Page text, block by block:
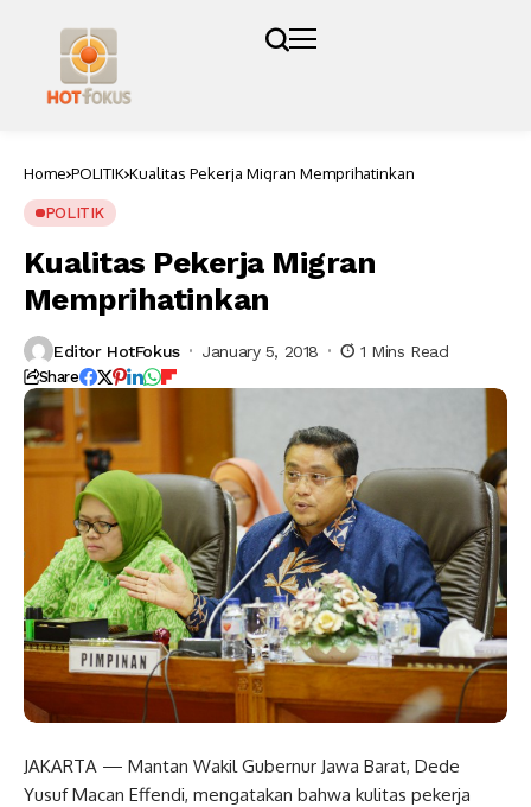
Home POLITIK Kualitas Pekerja Migran Memprihatinkan
POLITIK
Kualitas Pekerja Migran
Memprihatinkan
Editor HotFokus January 5, 2018 1 Mins Read
Share
JAKARTA — Mantan Wakil Gubernur Jawa Barat, Dede
Yusuf Macan Effendi, mengatakan bahwa kulitas pekerja